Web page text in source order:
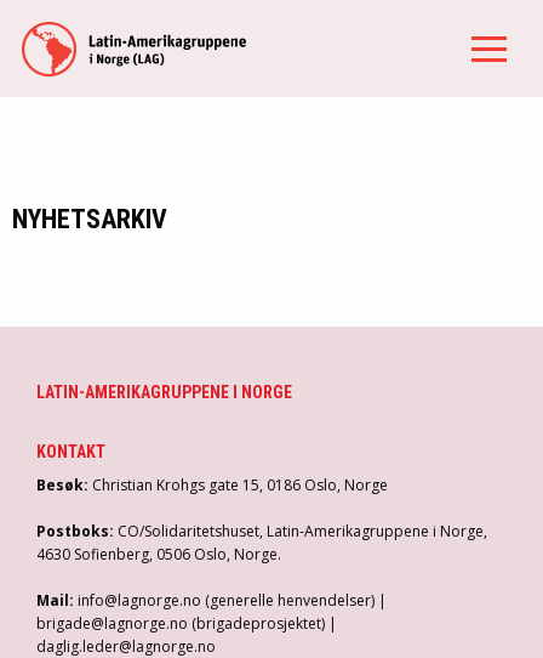
NYHETSARKIV
LATIN-AMERIKAGRUPPENE I NORGE
KONTAKT
Besøk: Christian Krohgs gate 15, 0186 Oslo, Norge
Postboks: CO/Solidaritetshuset, Latin-Amerikagruppene i Norge,
4630 Sofienberg, 0506 Oslo, Norge.
Mail: info@lagnorge.no (generelle henvendelser) |
brigade@lagnorge.no (brigadeprosjektet) |
daglig.leder@lagnorge.no